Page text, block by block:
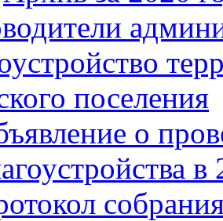
поселения
о
в